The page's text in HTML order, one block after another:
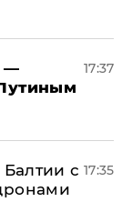
—
17:37
с 17:35